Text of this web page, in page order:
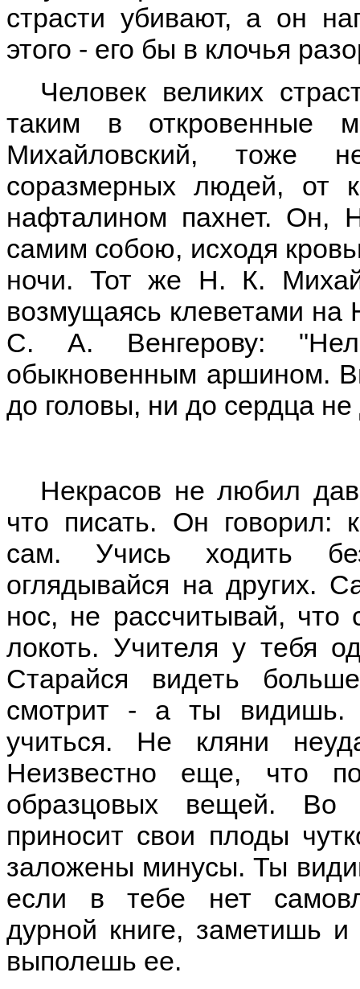
страсти убивают, а он
этого - его бы в клочья
Человек великих
таким в
Михайловский, тоже
соразмерных людей, от
нафталином пахнет. Он,
самим собою, исходя
ночи. Тот же Н. К.
возмущаясь клеветами на
С. А. Венгерову:
обыкновенным аршином.
до головы, ни до сердца
Некрасов не любил
что писать. Он говорил:
сам. Учись ходить
оглядывайся на других.
нос, не рассчитывай, что
локоть. Учителя у тебя
Старайся видеть
смотрит - а ты видишь.
учиться. Не кляни
Неизвестно еще, что
образцовых вещей. Во
приносит свои плоды
заложены минусы. Ты
если в тебе нет
дурной книге, заметишь
выполешь ее.